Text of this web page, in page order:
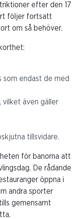
efter den 17
följer fortsatt
om så behöver.
som endast de med
vilket även gäller
tillsvidare.
för banorna att
De rådande
öppna i
andra sporter
gemensamt